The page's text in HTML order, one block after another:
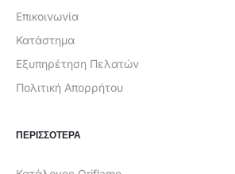
Επικοινωνία
Κατάστημα
Εξυπηρέτηση Πελατών
Πολιτική Απορρήτου
ΠΕΡΙΣΣΟΤΕΡΑ